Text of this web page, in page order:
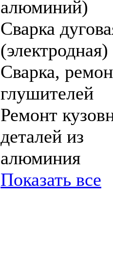
алюминий)
Cварка
(электродная)
Cварка,
глушителей
Ремонт
деталей из
алюминия
Показать все